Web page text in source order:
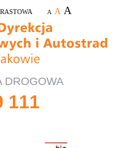
A A A
DROGOWA
111